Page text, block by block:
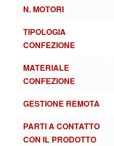
N. MOTORI
TIPOLOGIA
CONFEZIONE
MATERIALE
CONFEZIONE
GESTIONE REMOTA
PARTI A CONTATTO
CON IL PRODOTTO